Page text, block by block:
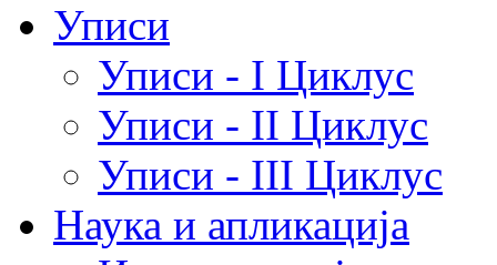
Уписи
Уписи - I Циклус
Уписи - II Циклус
Уписи - III Циклус
Наука и апликација